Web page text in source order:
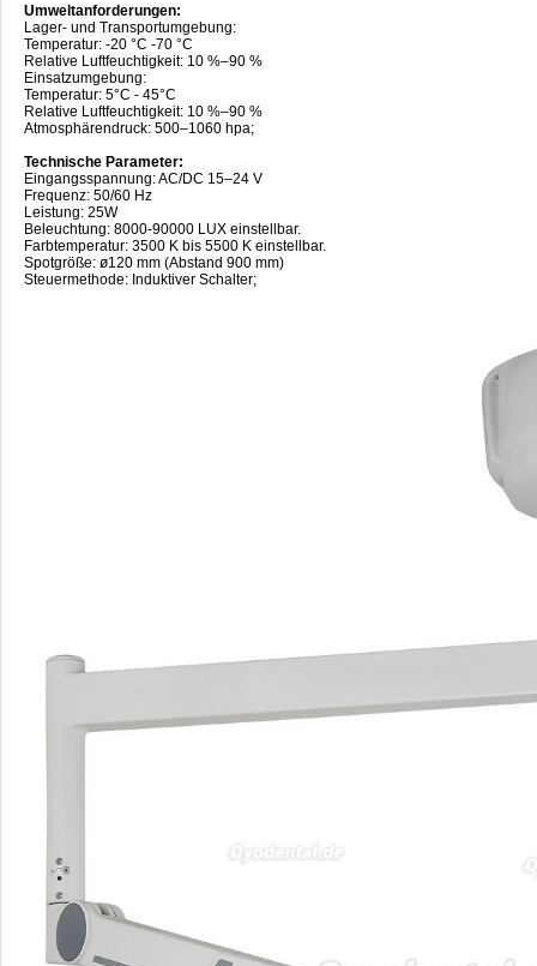
Umweltanforderungen:
Lager- und Transportumgebung:
Temperatur: -20 °C -70 °C
Relative Luftfeuchtigkeit: 10 %–90 %
Einsatzumgebung:
Temperatur: 5°C - 45°C
Relative Luftfeuchtigkeit: 10 %–90 %
Atmosphärendruck: 500–1060 hpa;
Technische Parameter:
Eingangsspannung: AC/DC 15–24 V
Frequenz: 50/60 Hz
Leistung: 25W
Beleuchtung: 8000-90000 LUX einstellbar.
Farbtemperatur: 3500 K bis 5500 K einstellbar.
Spotgröße: ø120 mm (Abstand 900 mm)
Steuermethode: Induktiver Schalter;